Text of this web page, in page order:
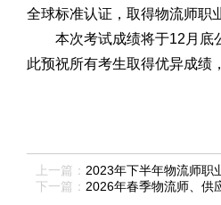
全球标准认证，取得物流师职
本次考试成绩将于12月底
此预祝所有考生取得优异成绩
上一篇： 2023年下半年物流师职
下一篇： 2026年春季物流师、供